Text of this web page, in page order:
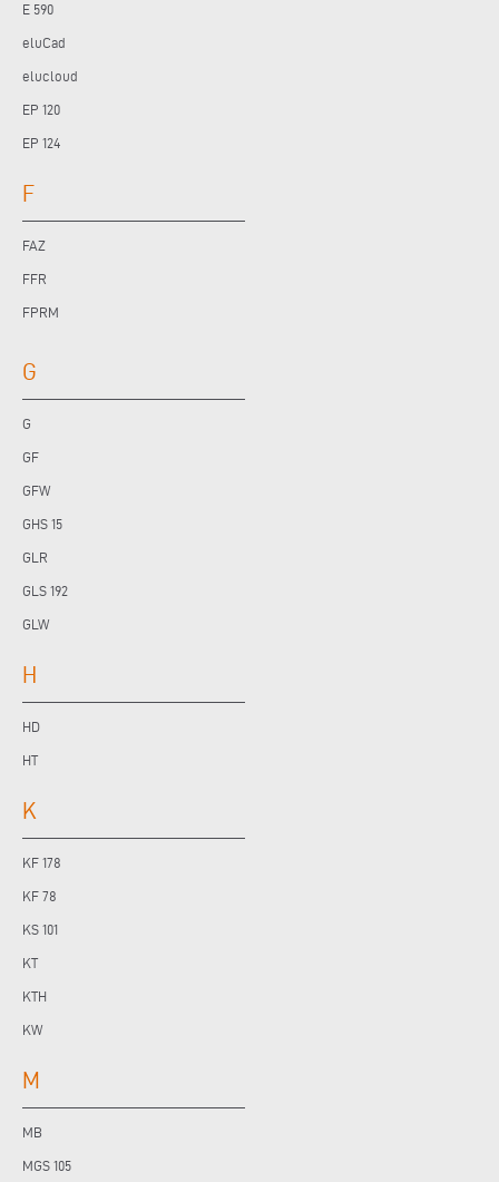
E 590
eluCad
elucloud
EP 120
EP 124
F
FAZ
FFR
FPRM
G
G
GF
GFW
GHS 15
GLR
GLS 192
GLW
H
HD
HT
K
KF 178
KF 78
KS 101
KT
KTH
KW
M
MB
MGS 105